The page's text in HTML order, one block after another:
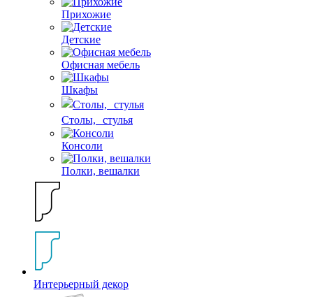
Прихожие
Детские
Офисная мебель
Шкафы
Столы, стулья
Консоли
Полки, вешалки
Интерьерный декор